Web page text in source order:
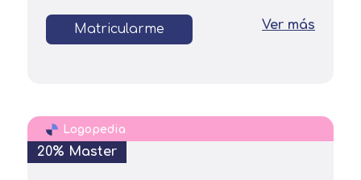
Matricularme Ver más
Logopedia
20% Master